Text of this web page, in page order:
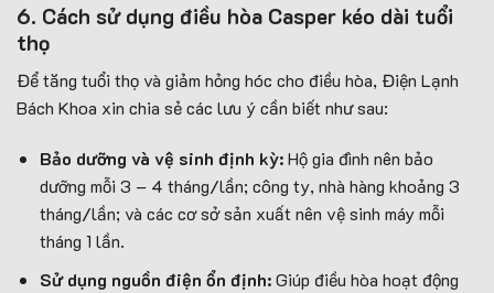
6. Cách sử dụng điều hòa Casper kéo dài tuổi
thọ
Để tăng tuổi thọ và giảm hỏng hóc cho điều hòa, Điện Lạnh
Bách Khoa xin chia sẻ các lưu ý cần biết như sau:
Bảo dưỡng và vệ sinh định kỳ:Hộ gia đình nên bảo
dưỡng mỗi 3 – 4 tháng/lần; công ty, nhà hàng khoảng 3
tháng/lần; và các cơ sở sản xuất nên vệ sinh máy mỗi
tháng 1 lần.
Sử dụng nguồn điện ổn định:Giúp điều hòa hoạt động